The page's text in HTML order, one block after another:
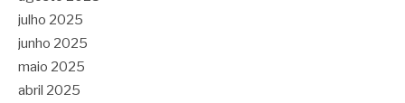
julho 2025
junho 2025
maio 2025
abril 2025